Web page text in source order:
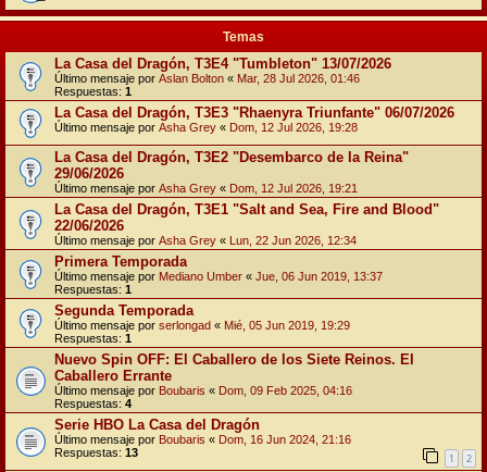
Temas
La Casa del Dragón, T3E4 "Tumbleton" 13/07/2026
Último mensaje por Aslan Bolton « Mar, 28 Jul 2026, 01:46
Respuestas: 1
La Casa del Dragón, T3E3 "Rhaenyra Triunfante" 06/07/2026
Último mensaje por Asha Grey « Dom, 12 Jul 2026, 19:28
La Casa del Dragón, T3E2 "Desembarco de la Reina"
29/06/2026
Último mensaje por Asha Grey « Dom, 12 Jul 2026, 19:21
La Casa del Dragón, T3E1 "Salt and Sea, Fire and Blood"
22/06/2026
Último mensaje por Asha Grey « Lun, 22 Jun 2026, 12:34
Primera Temporada
Último mensaje por Mediano Umber « Jue, 06 Jun 2019, 13:37
Respuestas: 1
Segunda Temporada
Último mensaje por serlongad « Mié, 05 Jun 2019, 19:29
Respuestas: 1
Nuevo Spin OFF: El Caballero de los Siete Reinos. El
Caballero Errante
Último mensaje por Boubaris « Dom, 09 Feb 2025, 04:16
Respuestas: 4
Serie HBO La Casa del Dragón
Último mensaje por Boubaris « Dom, 16 Jun 2024, 21:16
Respuestas: 13 1 2